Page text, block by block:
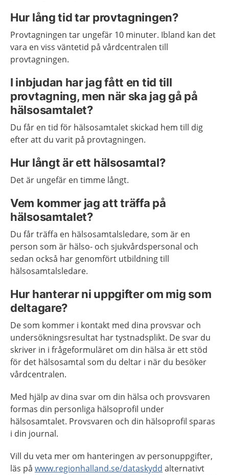
Hur lång tid tar provtagningen?
Provtagningen tar ungefär 10 minuter. Ibland kan det
vara en viss väntetid på vårdcentralen till
provtagningen.
I inbjudan har jag fått en tid till
provtagning, men när ska jag gå på
hälsosamtalet?
Du får en tid för hälsosamtalet skickad hem till dig
efter att du varit på provtagningen.
Hur långt är ett hälsosamtal?
Det är ungefär en timme långt.
Vem kommer jag att träffa på
hälsosamtalet?
Du får träffa en hälsosamtalsledare, som är en
person som är hälso- och sjukvårdspersonal och
sedan också har genomfört utbildning till
hälsosamtalsledare.
Hur hanterar ni uppgifter om mig som
deltagare?
De som kommer i kontakt med dina provsvar och
undersökningsresultat har tystnadsplikt. De svar du
skriver in i frågeformuläret om din hälsa är ett stöd
för det hälsosamtal som du deltar i när du besöker
vårdcentralen.
Med hjälp av dina svar om din hälsa och provsvaren
formas din personliga hälsoprofil under
hälsosamtalet. Provsvaren och din hälsoprofil sparas
i din journal.
Vill du veta mer om hanteringen av personuppgifter,
läs på www.regionhalland.se/dataskydd alternativt